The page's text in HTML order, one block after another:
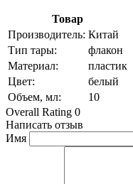
Товар
Производитель: Китай
Тип тары:
флакон
Материал:
пластик
Цвет:
белый
Объем, мл:
10
Overall Rating 0
Написать отзыв
Имя